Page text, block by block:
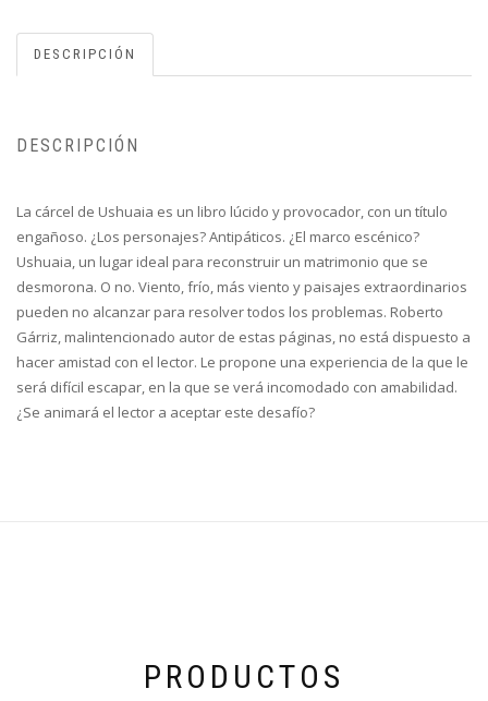
DESCRIPCIÓN
DESCRIPCIÓN
La cárcel de Ushuaia es un libro lúcido y provocador, con un título
engañoso. ¿Los personajes? Antipáticos. ¿El marco escénico?
Ushuaia, un lugar ideal para reconstruir un matrimonio que se
desmorona. O no. Viento, frío, más viento y paisajes extraordinarios
pueden no alcanzar para resolver todos los problemas. Roberto
Gárriz, malintencionado autor de estas páginas, no está dispuesto a
hacer amistad con el lector. Le propone una experiencia de la que le
será difícil escapar, en la que se verá incomodado con amabilidad.
¿Se animará el lector a aceptar este desafío?
PRODUCTOS